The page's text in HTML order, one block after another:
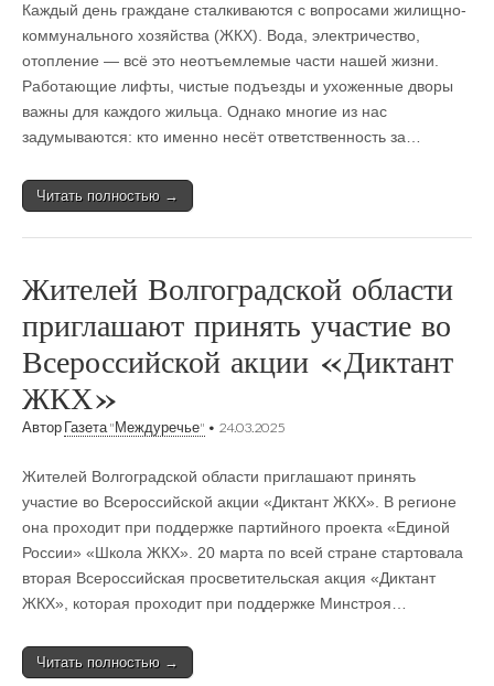
Каждый день граждане сталкиваются с вопросами жилищно-
коммунального хозяйства (ЖКХ). Вода, электричество,
отопление — всё это неотъемлемые части нашей жизни.
Работающие лифты, чистые подъезды и ухоженные дворы
важны для каждого жильца. Однако многие из нас
задумываются: кто именно несёт ответственность за…
Читать полностью →
Жителей Волгоградской области
приглашают принять участие во
Всероссийской акции «Диктант
ЖКХ»
Автор Газета "Междуречье" • 24.03.2025
Жителей Волгоградской области приглашают принять
участие во Всероссийской акции «Диктант ЖКХ». В регионе
она проходит при поддержке партийного проекта «Единой
России» «Школа ЖКХ». 20 марта по всей стране стартовала
вторая Всероссийская просветительская акция «Диктант
ЖКХ», которая проходит при поддержке Минстроя…
Читать полностью →